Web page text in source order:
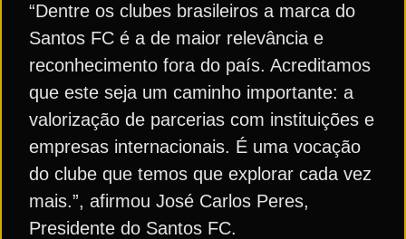
“Dentre os clubes brasileiros a marca do
Santos FC é a de maior relevância e
reconhecimento fora do país. Acreditamos
que este seja um caminho importante: a
valorização de parcerias com instituições e
empresas internacionais. É uma vocação
do clube que temos que explorar cada vez
mais.”, afirmou José Carlos Peres,
Presidente do Santos FC.